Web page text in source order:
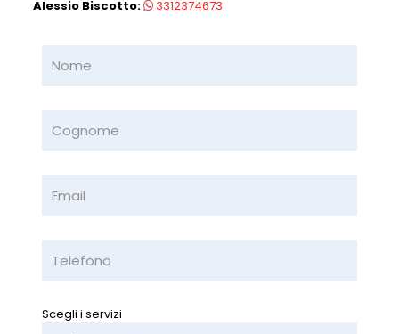
Alessio Biscotto:
3312374673
Scegli i servizi